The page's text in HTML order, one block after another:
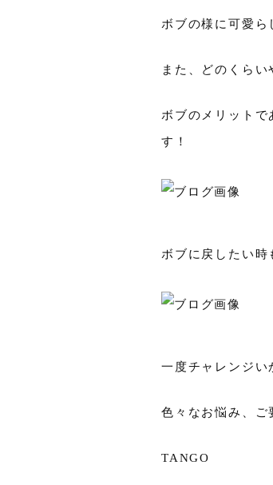
ボブの様に可愛ら
また、どのくら
ボブのメリット
す！
ボブに戻したい時
一度チャレンジい
色々なお悩み、ご
TANGO